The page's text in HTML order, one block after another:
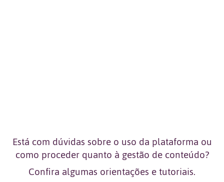
Está com dúvidas sobre o uso da plataforma ou
como proceder quanto à gestão de conteúdo?
Confira algumas orientações e tutoriais.